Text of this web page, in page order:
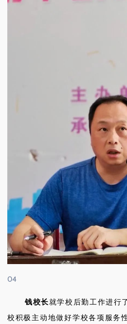
04
钱校长就学校后勤工作进行
校积极主动地做好学校各项服务